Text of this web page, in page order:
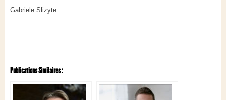
Gabriele Slizyte
Publications Similaires :